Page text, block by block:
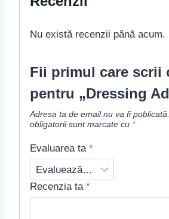
Nu există recenzii până acum.
Fii primul care scrii
pentru „Dressing
Adresa ta de email nu va fi publicată.
obligatorii sunt marcate cu *
Evaluarea ta *
Recenzia ta *